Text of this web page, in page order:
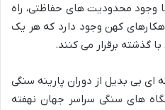
وجود محدودیت های حفاظتی، راه
کهن وجود دارد که هر یک
گذشته برقرار می کنند.
ساله، گنجینه ای بی بدیل از دوران پارینه سنگی
های سنگی سراسر جهان نهفته